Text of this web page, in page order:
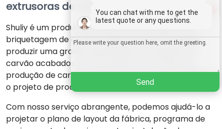
extrusoras de carvão
Shuliy é um produtor profissional de máquinas de
briquetagem de carvão. Suponha que você queira
produzir uma grande quantidade de briquetes de
carvão acabados. Recomendamos uma linha de
produção de carvão vegetal para ajudá-lo a realizar
o projeto de produção sem problemas.
Com nosso serviço abrangente, podemos ajudá-lo a
projetar o plano de layout da fábrica, programa de
Chat
You can chat with me to get the
latest quote or any questions.
Send